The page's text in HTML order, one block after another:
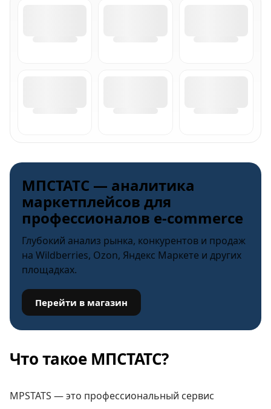
МПСТАТС — аналитика
маркетплейсов для
профессионалов e-commerce
Глубокий анализ рынка, конкурентов и продаж
на Wildberries, Ozon, Яндекс Маркете и других
площадках.
Перейти в магазин
Что такое МПСТАТС?
MPSTATS — это профессиональный сервис